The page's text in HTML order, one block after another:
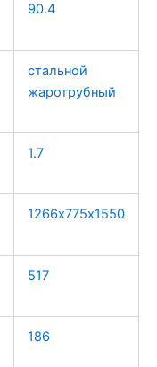
90.4
стальной
жаротрубный
1.7
1266х775х1550
517
186